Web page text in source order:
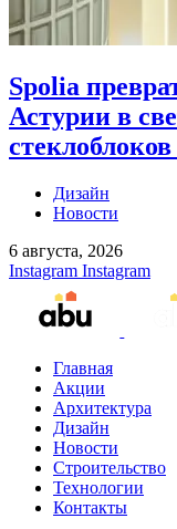
Spolia
Астурии в
Дизайн
Новости
6 августа, 2026
Instagram Instagram
Главная
Акции
Архитектура
Дизайн
Новости
Строительство
Технологии
Контакты